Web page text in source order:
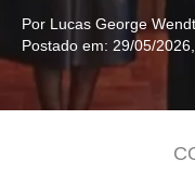
Por Lucas George Wendt
Postado em: 29/05/